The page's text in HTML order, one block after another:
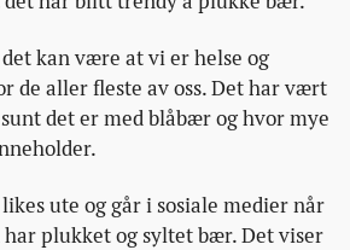
kan være at vi er helse og
de aller fleste av oss. Det har vært
det er med blåbær og hvor mye
ute og går i sosiale medier når
plukket og syltet bær. Det viser